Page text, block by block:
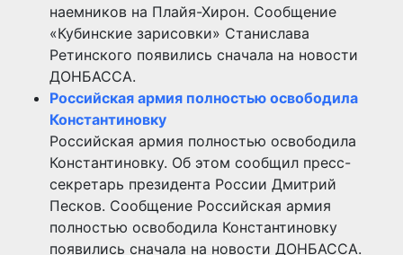
наемников на Плайя-Хирон. Сообщение
«Кубинские зарисовки» Станислава
Ретинского появились сначала на новости
ДОНБАССА.
Российская армия полностью освободила
Константиновку
Российская армия полностью освободила
Константиновку. Об этом сообщил пресс-
секретарь президента России Дмитрий
Песков. Сообщение Российская армия
полностью освободила Константиновку
появились сначала на новости ДОНБАССА.